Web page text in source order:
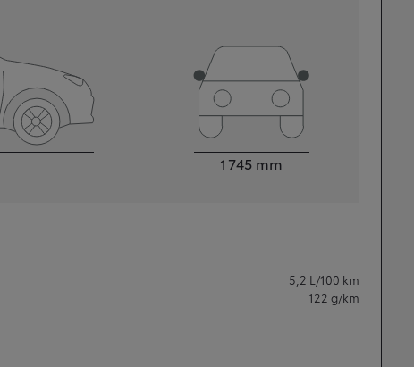
1 745 mm
5,2 L/100 km
122 g/km